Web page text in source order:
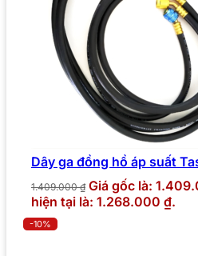
Dây ga đồng hồ áp suất
1.409.000₫ Giá gốc là:
hiện tại là: 1.268.000 ₫.
-10%